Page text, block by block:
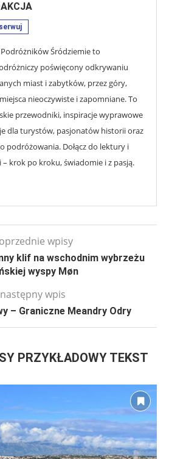
Śródziemie to
poświęcony odkrywaniu
miast i zabytków, przez góry,
nieoczywiste i zapomniane. To
przewodniki, inspiracje wyprawowe
dla turystów, pasjonatów historii oraz
podróżowania. Dołącz do lektury i
krok po kroku, świadomie i z pasją.
wpisy
klif na wschodnim wybrzeżu
wyspy Møn
następny wpis
– Graniczne Meandry Odry
PRZYKŁADOWY TEKST